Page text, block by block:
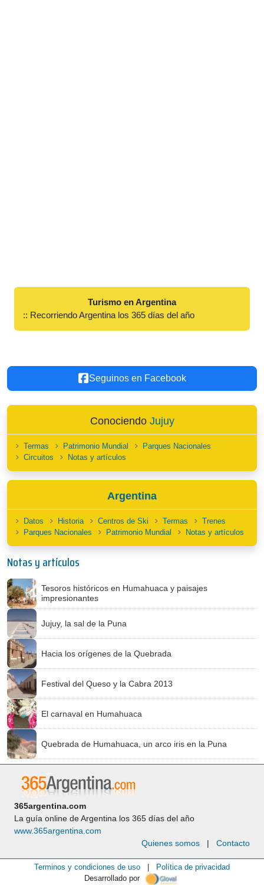
Turismo en Argentina
:: Recorriendo Argentina los 365 días del año
Seguinos en Facebook
Conociendo Jujuy
Termas Patrimonio Mundial
Parques Nacionales
Circuitos
Notas y artículos
Argentina
Datos Historia Centros de Ski Termas
Trenes
Parques Nacionales
Patrimonio Mundial Notas y artículos
Notas y artículos
Tesoros históricos en Humahuaca y paisajes
impresionantes
Jujuy, la sal de la Puna
Hacia los orígenes de la Quebrada
Festival del Queso y la Cabra 2013
El carnaval en Humahuaca
Quebrada de Humahuaca, un arco iris en la Puna
365argentina.com
La guía online de Argentina los 365 días del año
www.365argentina.com
Quienes somos | Contacto
Terminos y condiciones de uso
Política de privacidad
Desarrollado por